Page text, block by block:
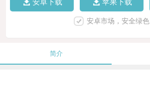
安卓下载 苹果下载
安卓市场，安全绿色
简介